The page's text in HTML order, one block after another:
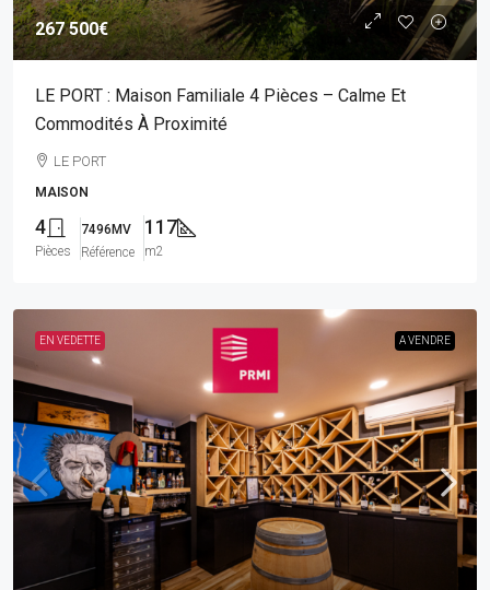
267 500€
LE PORT : Maison Familiale 4 Pièces – Calme Et
Commodités À Proximité
LE PORT
MAISON
4
Pièces
7496MV
Référence
117
m2
EN VEDETTE A VENDRE